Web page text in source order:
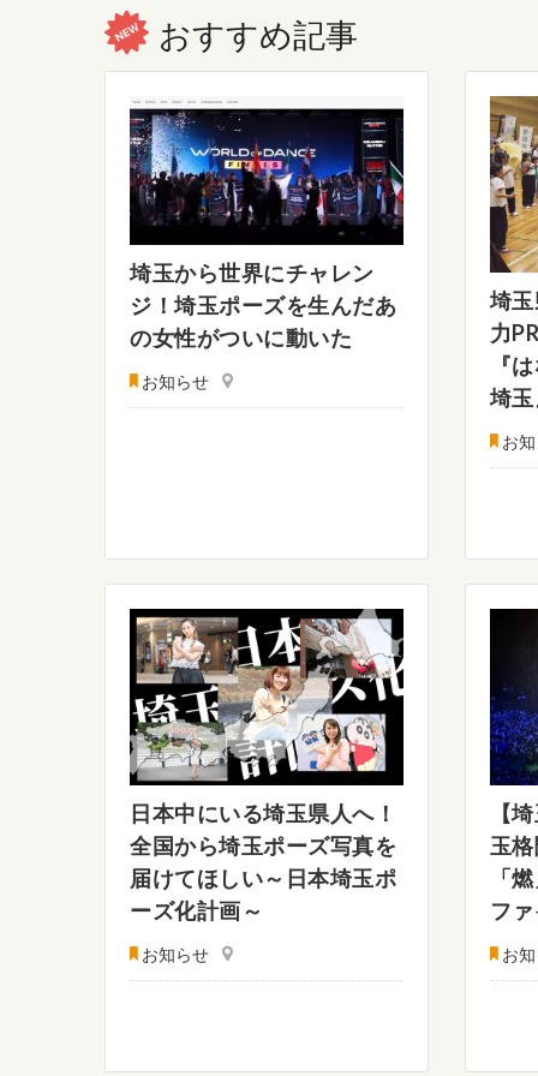
おすすめ記事
埼玉から世界にチャレン
ジ！埼玉ポーズを生んだあ
の女性がついに動いた
お知らせ
埼
力
『
埼
お
日本中にいる埼玉県人へ！
全国から埼玉ポーズ写真を
届けてほしい～日本埼玉ポ
ーズ化計画～
お知らせ
【
玉
「
フ
お